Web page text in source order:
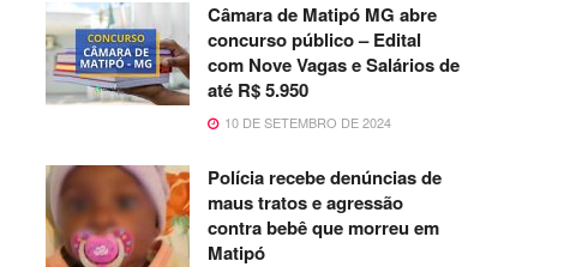
Câmara de Matipó MG abre
concurso público – Edital
com Nove Vagas e Salários de
até R$ 5.950
10 DE SETEMBRO DE 2024
Polícia recebe denúncias de
maus tratos e agressão
contra bebê que morreu em
Matipó